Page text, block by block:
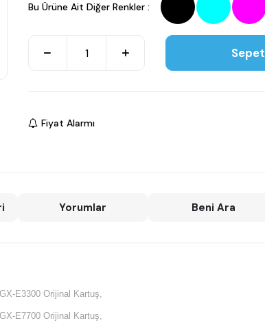
Bu Ürüne Ait Diğer Renkler :
Fiyat Alarmı
Yorumlar Beni Ara
E3300 Orijinal Kartuş,
E7700 Orijinal Kartuş,